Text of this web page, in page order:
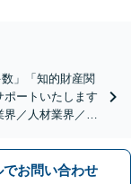
」「知的財産関
ートいたします
／人材業界／不
でお問い合わせ